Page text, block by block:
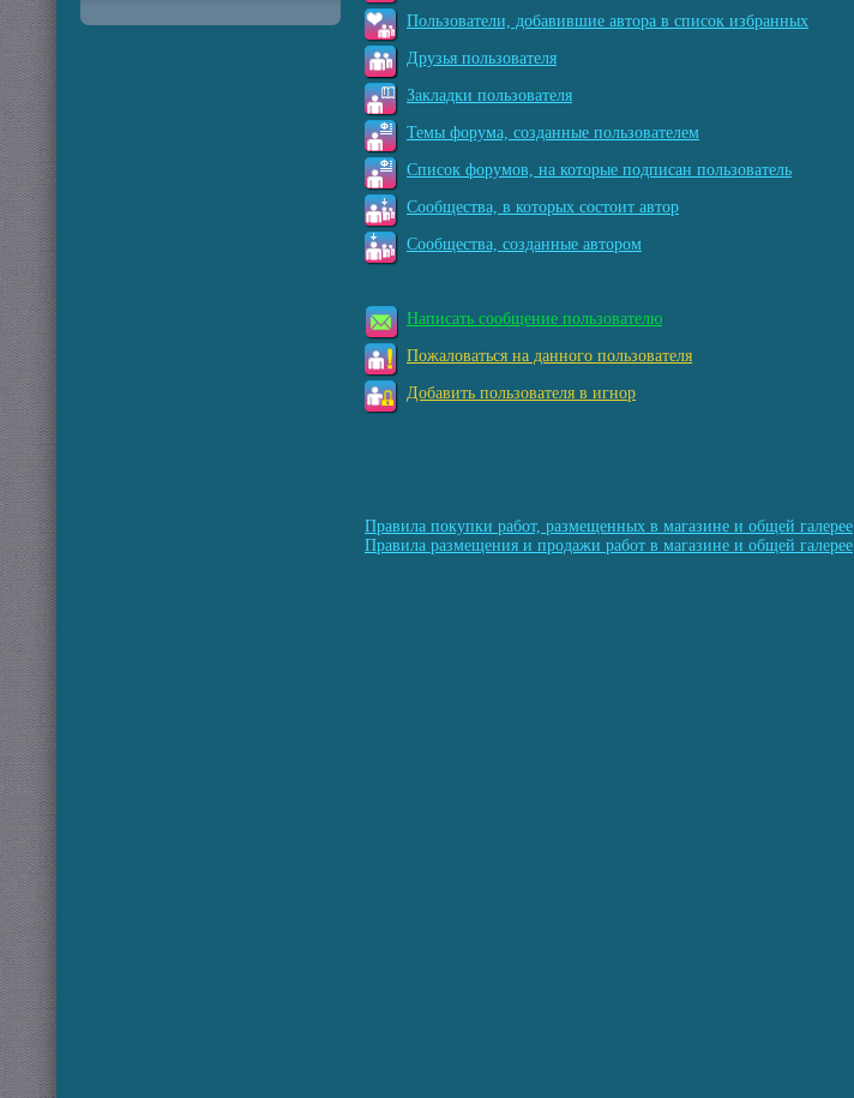
Пользователи, добавившие автора в список избранных
Друзья пользователя
Закладки пользователя
Темы форума, созданные пользователем
Список форумов, на которые подписан пользователь
Сообщества, в которых состоит автор
Сообщества, созданные автором
Написать сообщение пользователю
Пожаловаться на данного пользователя
Добавить пользователя в игнор
Правила покупки работ, размещенных в магазине и общей галерее
Правила размещения и продажи работ в магазине и общей галерее